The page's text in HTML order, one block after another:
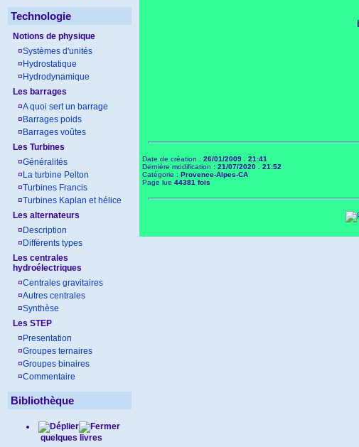
Technologie
Notions de physique
¤Systèmes d'unités
¤ Hydrostatique
¤ Hydrodynamique
Les barrages
¤A quoi sert un barrage
¤ Barrages poids
¤ Barrages voûtes
Les Turbines
¤Généralités
¤ La turbine Pelton
¤Turbines Francis
¤Turbines Kaplan et hélice
Les alternateurs
¤ Description
¤ Différents types
Les centrales
hydroélectriques
¤Centrales gravitaires
¤Autres centrales
¤Synthèse
Les STEP
¤ Presentation
¤Groupes ternaires
¤Groupes binaires
¤Commentaire
Bibliothèque
quelques livres
Date de création : 26/01/2009 . 21:41
Dernière modification : 21/07/2020 . 21:52
Catégorie : Provence-Alpes-CA
Page lue 44381 fois